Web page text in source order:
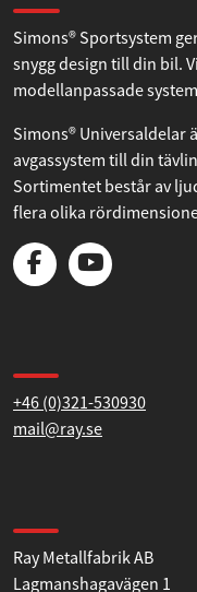
Om Simons
Simons® Sportsystem
modellanpassade
Simons® Universaldelar
avgassystem till din
flera olika
Kontakta oss
Hitta till oss